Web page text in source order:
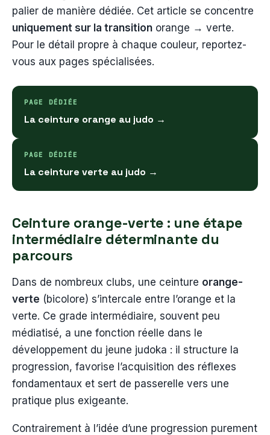
palier de manière dédiée. Cet article se concentre
uniquement sur la transition orange → verte.
Pour le détail propre à chaque couleur, reportez-
vous aux pages spécialisées.
PAGE DÉDIÉE
La ceinture orange au judo →
PAGE DÉDIÉE
La ceinture verte au judo →
Ceinture orange-verte : une étape
intermédiaire déterminante du
parcours
Dans de nombreux clubs, une ceinture orange-
verte (bicolore) s’intercale entre l’orange et la
verte. Ce grade intermédiaire, souvent peu
médiatisé, a une fonction réelle dans le
développement du jeune judoka : il structure la
progression, favorise l’acquisition des réflexes
fondamentaux et sert de passerelle vers une
pratique plus exigeante.
Contrairement à l’idée d’une progression purement